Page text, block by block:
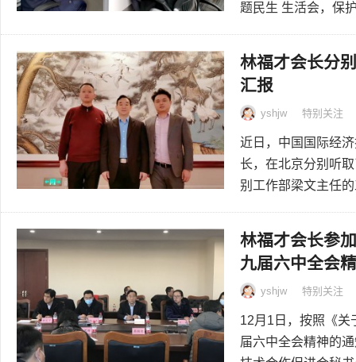
题民生 生活会，保
林福才会长分
汇报
yshjw 特别关注
近日，中国国际经
长，在北京分别听
别工作部梁文主任
林福才会长参
九届六中全会
yshjw 特别关注
12月1日，按照《关
届六中全会精神的